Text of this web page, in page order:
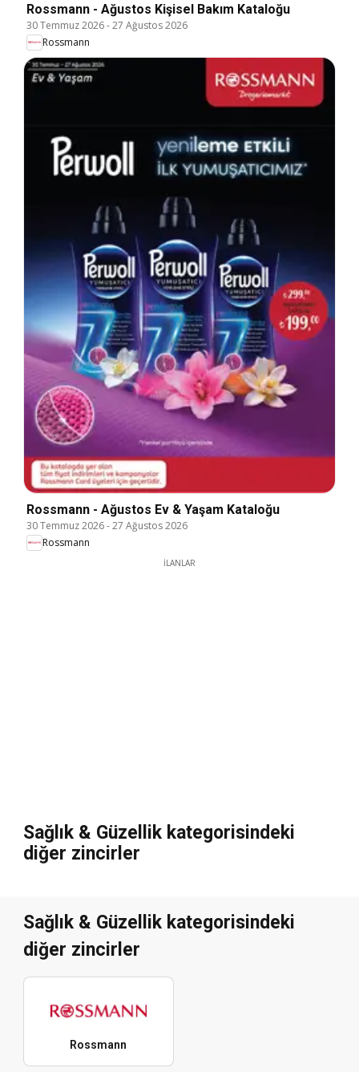
Rossmann - Ağustos Kişisel Bakım Kataloğu
30 Temmuz 2026-27 Ağustos 2026
Rossmann
Rossmann - Ağustos Ev & Yaşam Kataloğu
30 Temmuz 2026-27 Ağustos 2026
Rossmann
İLANLAR
Sağlık & Güzellik kategorisindeki
diğer zincirler
Sağlık & Güzellik kategorisindeki
diğer zincirler
Rossmann